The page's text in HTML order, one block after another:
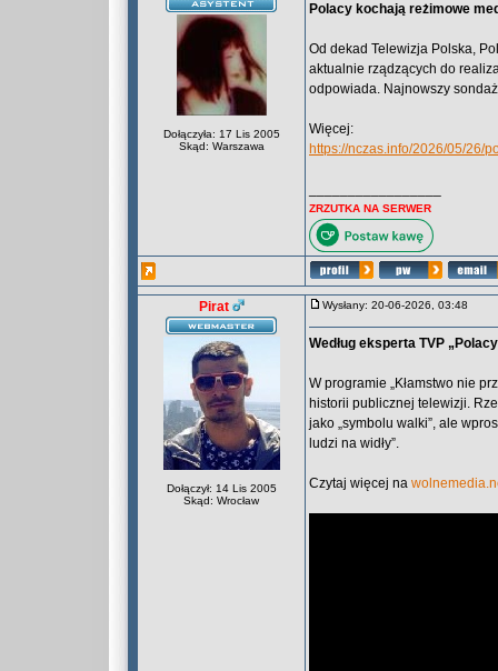
Dołączyła: 17 Lis 2005
Skąd: Warszawa
Polacy kochają reżimowe
Od dekad Telewizja Polska,
aktualnie rządzących do
odpowiada. Najnowszy
Więcej:
https://nczas.info/2026/05/26/
ZRZUTKA NA SERWER
Pirat
Dołączył: 14 Lis 2005
Skąd: Wrocław
Wysłany: 20-06-2026, 03:48
Według eksperta TVP
W programie „Kłamstwo nie
historii publicznej telewizji.
jako „symbolu walki”, ale
ludzi na widły”.
Czytaj więcej na